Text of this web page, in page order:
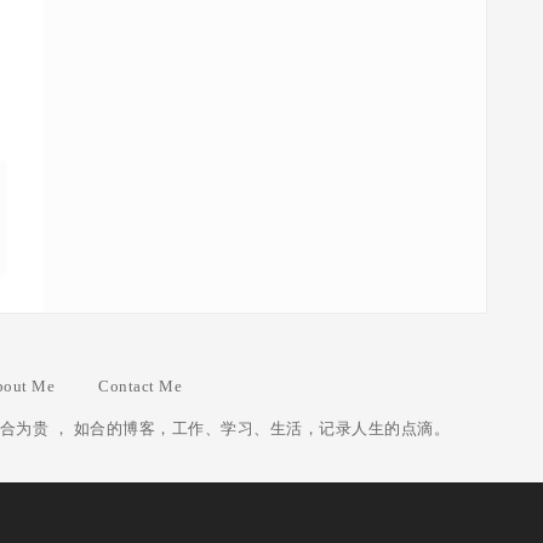
Me Contact Me
为贵 ， 如合的博客，工作、学习、生活，记录人生的点滴。